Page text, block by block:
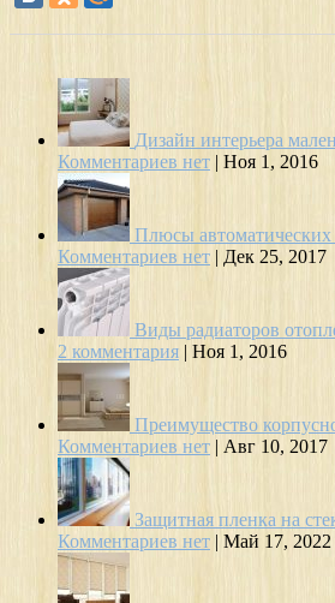
Дизайн интерьера
Комментариев нет | Ноя 1, 2016
Плюсы автоматических
Комментариев нет | Дек 25, 2017
Виды радиаторов
2 комментария | Ноя 1, 2016
Преимущество
Комментариев нет | Авг 10, 2017
Защитная пленка на
Комментариев нет | Май 17, 2022